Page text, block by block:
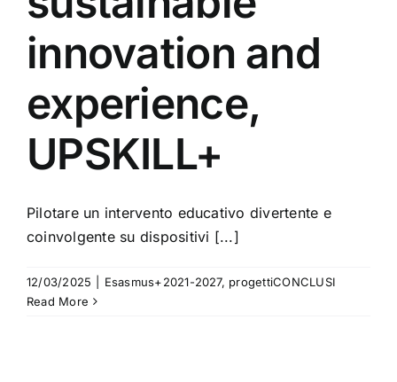
innovation and
experience,
UPSKILL+
Pilotare un intervento educativo divertente e
coinvolgente su dispositivi [...]
12/03/2025 Esasmus+2021-2027, progettiCONCLUSI
Read More